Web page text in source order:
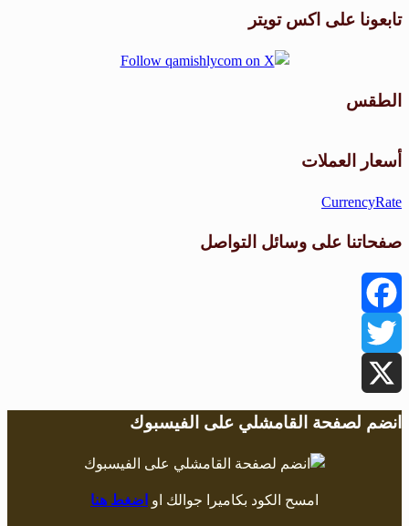
تابعونا على اكس تويتر
الطقس
أسعار العملات
CurrencyRate
صفحاتنا على وسائل التواصل
Facebook
Twitter
X
انضم لصفحة القامشلي على الفيسبوك
امسح الكود بكاميرا جوالك او اضغط هنا